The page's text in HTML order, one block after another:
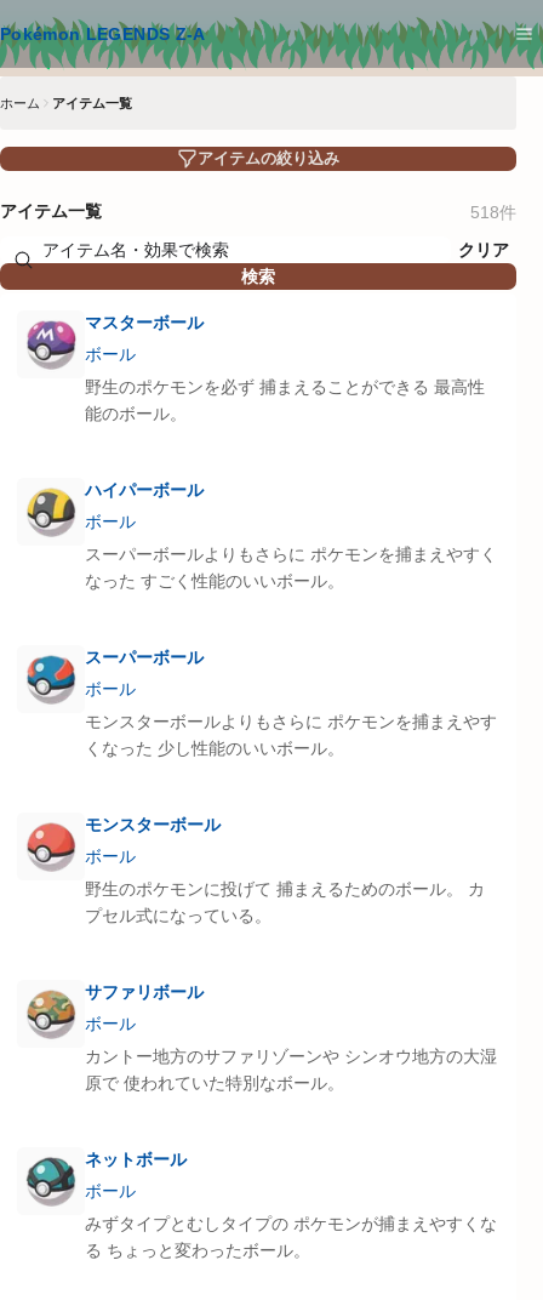
Pokémon LEGENDS Z-A
メインコンテンツへスキップ
ホーム アイテム一覧
アイテムの絞り込み
アイテム一覧 518件
クリア
検索
マスターボール
ボール
野生のポケモンを必ず 捕まえることができる 最高性
能のボール。
ハイパーボール
ボール
スーパーボールよりもさらに ポケモンを捕まえやすく
なった すごく性能のいいボール。
スーパーボール
ボール
モンスターボールよりもさらに ポケモンを捕まえやす
くなった 少し性能のいいボール。
モンスターボール
ボール
野生のポケモンに投げて 捕まえるためのボール。 カ
プセル式になっている。
サファリボール
ボール
カントー地方のサファリゾーンや シンオウ地方の大湿
原で 使われていた特別なボール。
ネットボール
ボール
みずタイプとむしタイプの ポケモンが捕まえやすくな
る ちょっと変わったボール。